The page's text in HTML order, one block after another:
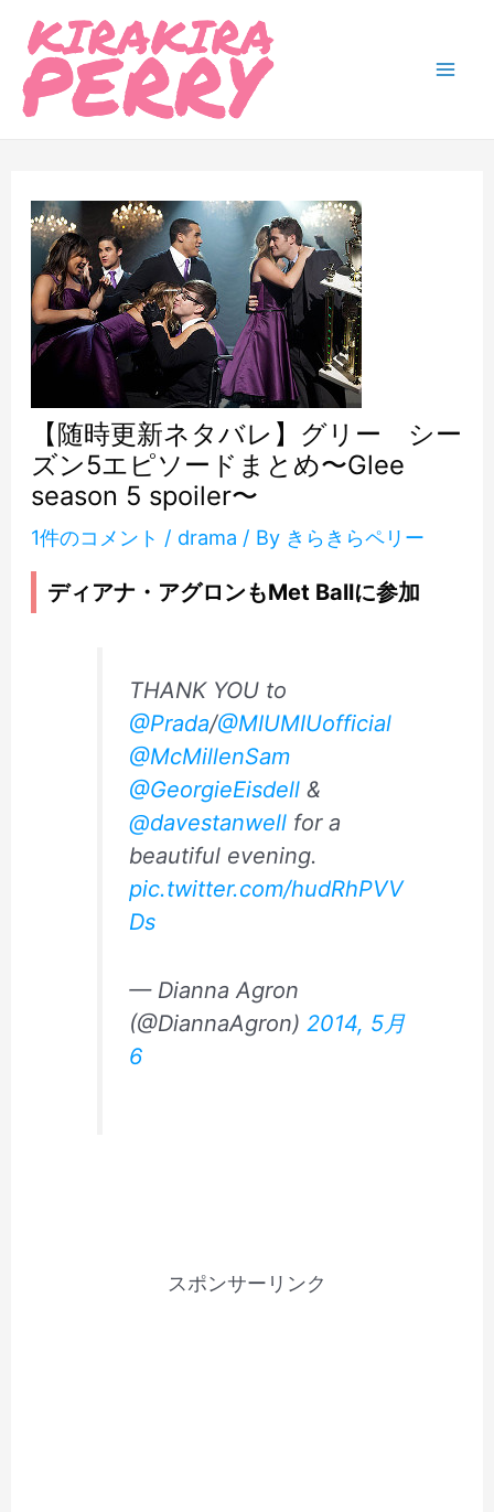
【随時更新ネタバレ】グリー シー
ズン5エピソードまとめ〜Glee
season 5 spoiler〜
1件のコメント / drama / By きらきらペリー
ディアナ・アグロンもMet Ballに参加
THANK YOU to
@Prada/@MIUMIUofficial
@McMillenSam
@GeorgieEisdell &
@davestanwell for a
beautiful evening.
pic.twitter.com/hudRhPVV
Ds
— Dianna Agron
(@DiannaAgron) 2014, 5月
6
スポンサーリンク